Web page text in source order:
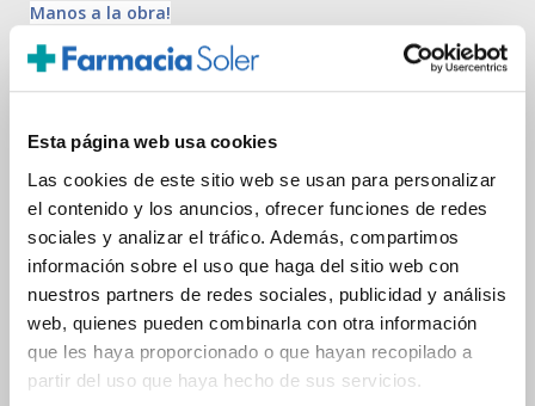
Esta página web usa cookies
Las cookies de este sitio web se usan para personalizar
el contenido y los anuncios, ofrecer funciones de redes
sociales y analizar el tráfico. Además, compartimos
información sobre el uso que haga del sitio web con
nuestros partners de redes sociales, publicidad y análisis
web, quienes pueden combinarla con otra información
que les haya proporcionado o que hayan recopilado a
partir del uso que haya hecho de sus servicios.
Manos a la obra!
Pisando fuerte
Últimas publicaciones relacionadas
EL TRATAMIENTO DEFINITIVO PARA LAS MANOS SECAS
El mejor remedio para manos secas
¿Tengo las uñas secas o débiles?